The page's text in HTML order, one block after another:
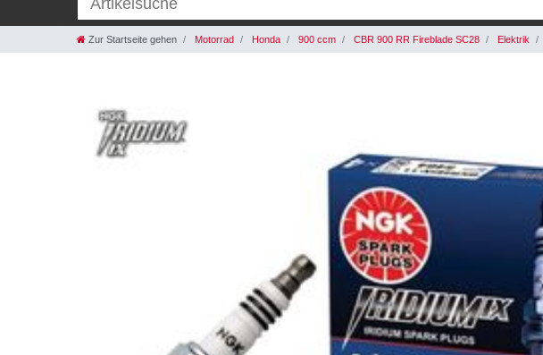
Zur Startseite gehen Motorrad Honda 900 ccm CBR 900 RR Fireblade SC28 Elektrik